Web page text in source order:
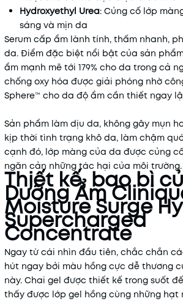
Hydroxyethyl Urea: Củng cố lớp
sáng và mịn da
Serum cấp ẩm lành tính, thấm nhanh,
da. Điểm đặc biệt nổi bật của sản
ẩm mạnh mẽ tới 179% cho da trong cả
chống oxy hóa được giải phóng nhờ
Sphere™ cho da độ ẩm cần thiết ngay
Sản phẩm làm dịu da, không gây mụn
kịp thời tình trạng khô da, làm chậm
cạnh đó, lớp màng của da được củng
ngăn cản những tác hại của môi trường.
Thiết kế, bao bì
Dưỡng Ẩm
Moisture Surge
Supercharged
Concentrate
Ngay từ cái nhìn đầu tiên, chắc chắn
hút ngay bởi màu hồng cực dễ thương
này. Chai gel được thiết kế trong suốt
thấy được lớp gel hồng cùng những hạt